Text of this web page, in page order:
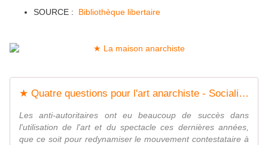
SOURCE : Bibliothèque libertaire
★ Quatre questions pour l'art anarchiste - Socialisme libertaire
Les anti-autoritaires ont eu beaucoup de succès dans
l'utilisation de l'art et du spectacle ces dernières années,
que ce soit pour redynamiser le mouvement contestataire à